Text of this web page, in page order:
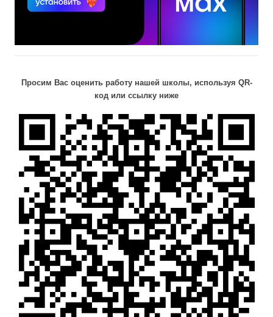
Просим Вас оценить работу нашей школы, используя QR-
код или ссылку ниже